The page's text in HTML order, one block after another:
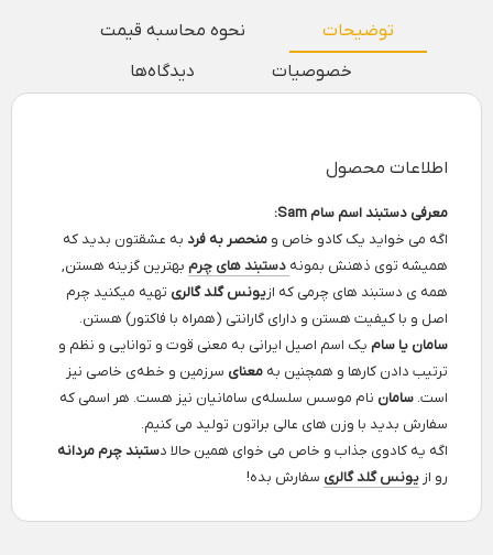
توضیحات
نحوه محاسبه قیمت
خصوصیات
دیدگاه‌ها
اطلاعات محصول
معرفی دستبند اسم سام Sam:
اگه می خواید یک کادو خاص و منحصر به فرد به عشقتون بدید که
همیشه توی ذهنش بمونه دستبند های چرم بهترین گزینه هستن,
همه ی دستبند های چرمی که ازیونس گلد گالری تهیه میکنید چرم
اصل و با کیفیت هستن و دارای گارانتی (همراه با فاکتور) هستن.
سامان یا سام یک اسم اصیل ایرانی به معنی قوت و توانایی و نظم و
ترتیب دادن کارها و همچنین به معنای سرزمین و خطه‌ی خاصی نیز
است. سامان نام موسس سلسله‌ی سامانیان نیز هست. هر اسمی که
سفارش بدید با وزن های عالی براتون تولید می کنیم.
اگه یه کادوی جذاب و خاص می خوای همین حالا دستبند چرم مردانه
رو از یونس گلد گالری سفارش بده!